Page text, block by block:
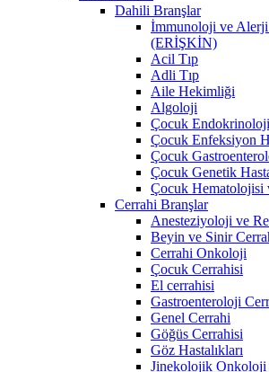
Dahili Branşlar
İmmunoloji ve Alerji
(ERİŞKİN)
Acil Tıp
Adli Tıp
Aile Hekimliği
Algoloji
Çocuk
Çocuk Enfeksiyon
Çocuk
Çocuk Genetik
Çocuk Hematolojisi
Cerrahi Branşlar
Anesteziyoloji ve
Beyin ve Sinir
Cerrahi Onkoloji
Çocuk Cerrahisi
El cerrahisi
Gastroenteroloji
Genel Cerrahi
Göğüs Cerrahisi
Göz Hastalıkları
Jinekolojik Onkoloji